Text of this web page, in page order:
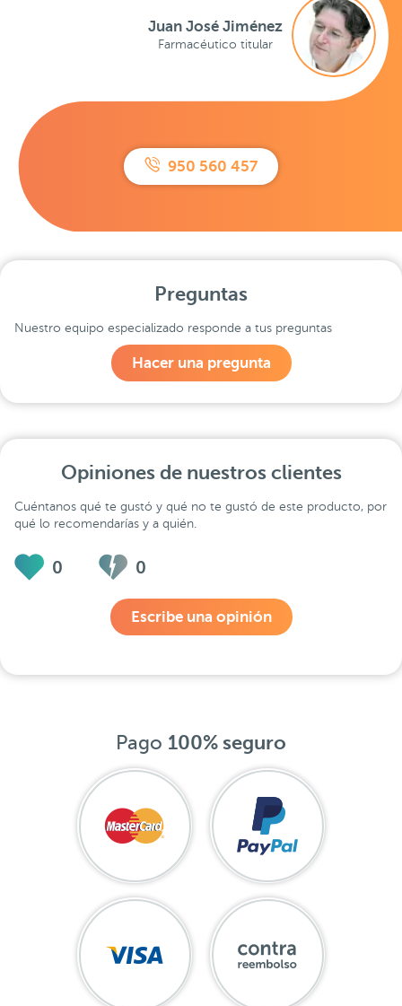
950 560 457
Juan José Jiménez
Farmacéutico titular
Preguntas
Nuestro equipo especializado responde a tus preguntas
Hacer una pregunta
Opiniones de nuestros clientes
Cuéntanos qué te gustó y qué no te gustó de este producto, por
qué lo recomendarías y a quién.
0 0
Escribe una opinión
Pago 100% seguro